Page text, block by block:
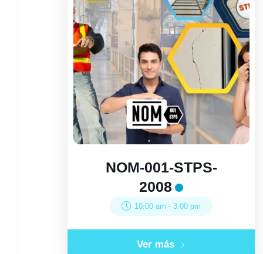
NOM-001-STPS-
2008
10:00 am -3:00 pm
Ver más